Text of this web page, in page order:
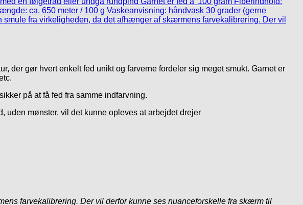
der gør hvert enkelt fed unikt og farverne fordeler sig meget smukt. Garnet er
på at få fed fra samme indfarvning.
uden mønster, vil det kunne opleves at arbejdet drejer
farvekalibrering. Der vil derfor kunne ses nuanceforskelle fra skærm til